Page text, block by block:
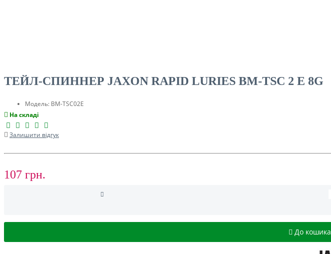
ТЕЙЛ-СПИННЕР JAXON RAPID LURIES BM-TSC 2 E 8G
Модель: BM-TSC02E
На складі
Залишити відгук
107 грн.
До кошика